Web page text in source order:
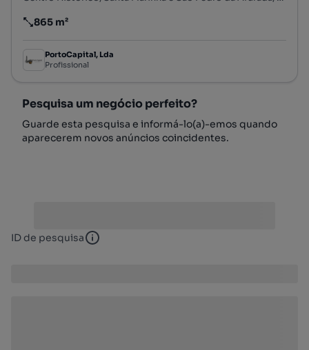
Preço por metro quadrado
865 m²
PortoCapital, Lda
Profissional
Pesquisa um negócio perfeito?
Guarde esta pesquisa e informá-lo(a)-emos quando
aparecerem novos anúncios coincidentes.
ID de pesquisa ID de pesquisa